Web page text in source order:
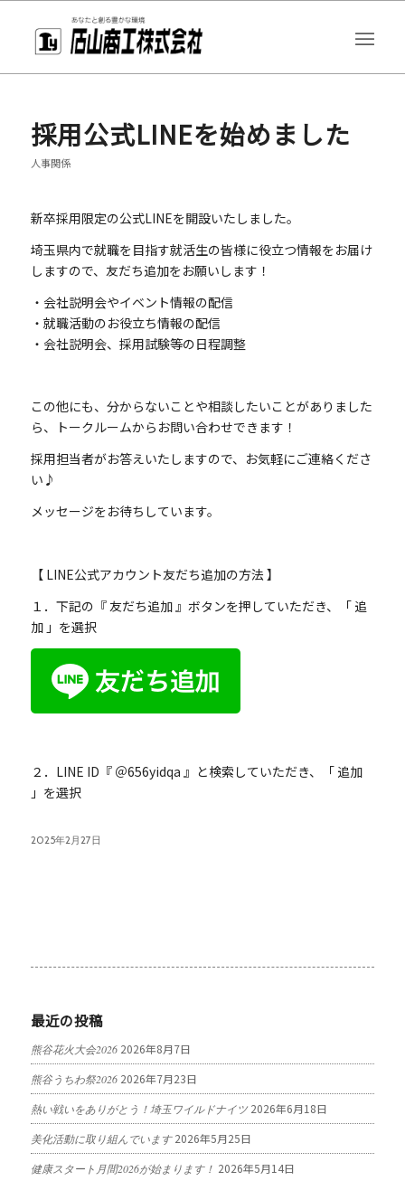
採用公式LINEを始めました
人事関係
新卒採用限定の公式LINEを開設いたしました。
埼玉県内で就職を目指す就活生の皆様に役立つ情報をお届け
しますので、友だち追加をお願いします！
・会社説明会やイベント情報の配信
・就職活動のお役立ち情報の配信
・会社説明会、採用試験等の日程調整
この他にも、分からないことや相談したいことがありました
ら、トークルームからお問い合わせできます！
採用担当者がお答えいたしますので、お気軽にご連絡くださ
い♪
メッセージをお待ちしています。
【 LINE公式アカウント友だち追加の方法 】
１．下記の『 友だち追加 』ボタンを押していただき、「 追
加 」を選択
２．LINE ID『 ＠656yidqa 』と検索していただき、「 追加
」を選択
2025年2月27日
最近の投稿
熊谷花火大会2026 2026年8月7日
熊谷うちわ祭2026 2026年7月23日
熱い戦いをありがとう！埼玉ワイルドナイツ 2026年6月18日
美化活動に取り組んでいます 2026年5月25日
健康スタート月間2026が始まります！ 2026年5月14日